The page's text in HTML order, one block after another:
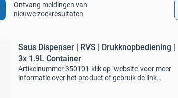
Ontvang meldingen van
nieuwe zoekresultaten
Saus Dispenser | RVS | Drukknopbediening |
3x 1.9L Container
Artikelnummer 350101 klik op ‘website’ voor meer
informatie over het product of gebruik de link